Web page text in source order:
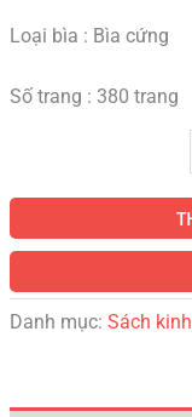
Loại bìa : Bìa cứng
Số trang : 380 trang
Danh mục: Sách